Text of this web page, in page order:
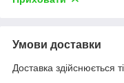
Умови доставки
Доставка здійснюється